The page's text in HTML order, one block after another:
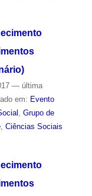
— última
em: Evento
Grupo de
, Ciências Sociais